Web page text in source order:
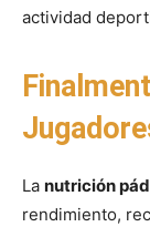
actividad
La nutrición
rendimiento,